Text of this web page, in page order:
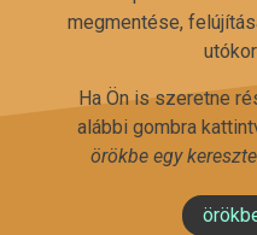
megmentése,
Ha Ön is szeretne
alábbi gombra
örökbe egy